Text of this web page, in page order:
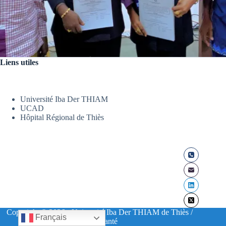
Liens utiles
Université Iba Der THIAM
UCAD
Hôpital Régional de Thiès
Copyright © 2026 - Université Iba Der THIAM de Thiès /
UFR Santé
Français